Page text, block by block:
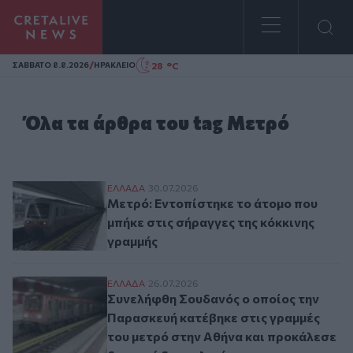
Homepage
ΣAΒΒΑΤΟ 8.8.2026/ΗΡΑΚΛΕΙΟ 28 °C
Όλα τα άρθρα του tag Μετρό
Μετρό: Εντοπίστηκε το άτομο που μπήκε
ΕΛΛAΔΑ 30.07.2026
Μετρό: Εντοπίστηκε το άτομο που
μπήκε στις σήραγγες της κόκκινης
γραμμής
Συνελήφθη Σουδανός ο οποίος την
ΕΛΛAΔΑ 26.07.2026
Συνελήφθη Σουδανός ο οποίος την
Παρασκευή κατέβηκε στις γραμμές
του μετρό στην Αθήνα και προκάλεσε